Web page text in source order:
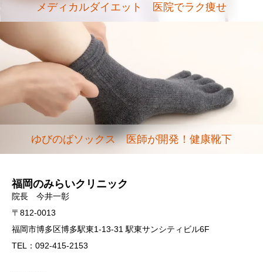
メディカルダイエット 医院でラク痩せ
ゆびのばソックス 医師が開発！健康靴下
福岡のみらいクリニック
院長 今井一彰
〒812-0013
福岡市博多区博多駅東1-13-31 駅東サンシティビル6F
TEL：092-415-2153